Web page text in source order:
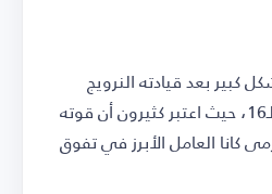
كبير بعد قيادته النرويج
لإقصاء البرازيل من دور الـ16، حيث اعتبر كثيرون أن قوته
كانا العامل الأبرز في تفوق